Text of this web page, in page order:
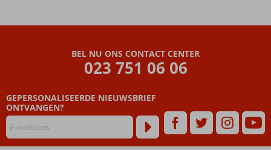
BEL NU ONS CONTACT CENTER
023 751 06 06
GEPERSONALISEERDE NIEUWSBRIEF
ONTVANGEN?